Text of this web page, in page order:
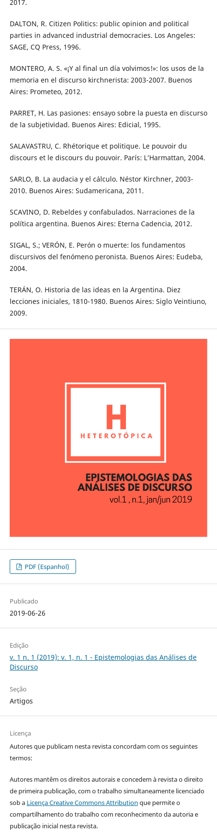
2017.
DALTON, R. Citizen Politics: public opinion and political
parties in advanced industrial democracies. Los Angeles:
SAGE, CQ Press, 1996.
MONTERO, A. S. «¡Y al final un día volvimos!»: los usos de la
memoria en el discurso kirchnerista: 2003-2007. Buenos
Aires: Prometeo, 2012.
PARRET, H. Las pasiones: ensayo sobre la puesta en discurso
de la subjetividad. Buenos Aires: Edicial, 1995.
SALAVASTRU, C. Rhétorique et politique. Le pouvoir du
discours et le discours du pouvoir. París: L’Harmattan, 2004.
SARLO, B. La audacia y el cálculo. Néstor Kirchner, 2003-
2010. Buenos Aires: Sudamericana, 2011.
SCAVINO, D. Rebeldes y confabulados. Narraciones de la
política argentina. Buenos Aires: Eterna Cadencia, 2012.
SIGAL, S.; VERÓN, E. Perón o muerte: los fundamentos
discursivos del fenómeno peronista. Buenos Aires: Eudeba,
2004.
TERÁN, O. Historia de las ideas en la Argentina. Diez
lecciones iniciales, 1810-1980. Buenos Aires: Siglo Veintiuno,
2009.
PDF (Espanhol)
Publicado
2019-06-26
Edição
v. 1 n. 1 (2019): v. 1, n. 1 - Epistemologias das Análises de
Discurso
Seção
Artigos
Licença
Autores que publicam nesta revista concordam com os seguintes
termos:
Autores mantêm os direitos autorais e concedem à revista o direito
de primeira publicação, com o trabalho simultaneamente licenciado
sob a Licença Creative Commons Attribution que permite o
compartilhamento do trabalho com reconhecimento da autoria e
publicação inicial nesta revista.